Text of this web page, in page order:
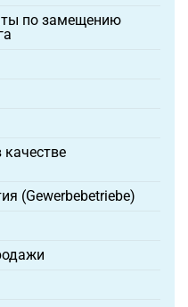
по замещению
качестве
(Gewerbebetriebe)